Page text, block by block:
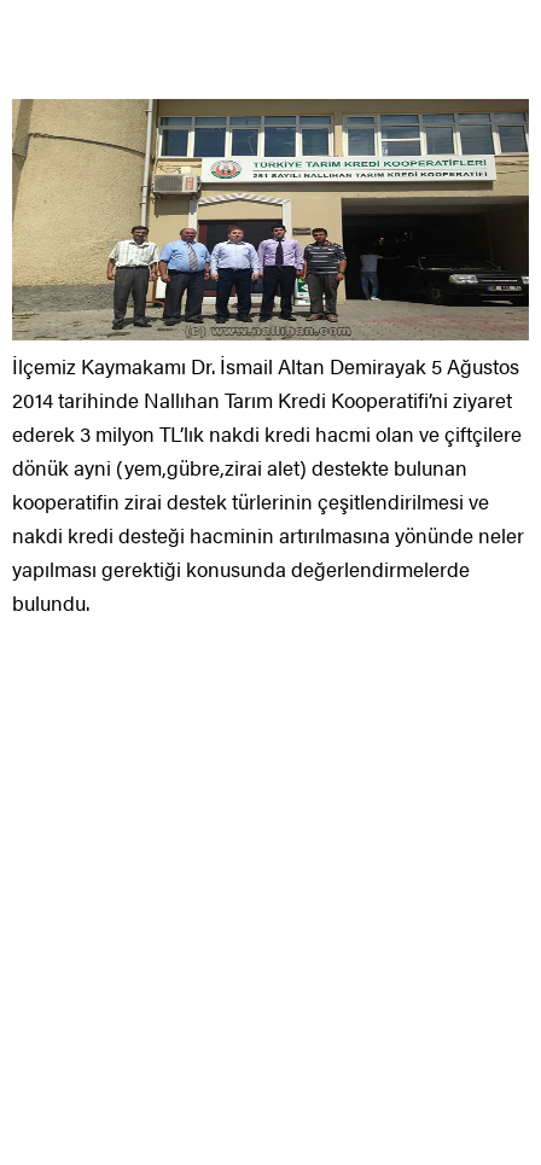
İlçemiz Kaymakamı Dr. İsmail Altan Demirayak 5 Ağustos
2014 tarihinde Nallıhan Tarım Kredi Kooperatifi’ni ziyaret
ederek 3 milyon TL’lık nakdi kredi hacmi olan ve çiftçilere
dönük ayni (yem,gübre,zirai alet) destekte bulunan
kooperatifin zirai destek türlerinin çeşitlendirilmesi ve
nakdi kredi desteği hacminin artırılmasına yönünde neler
yapılması gerektiği konusunda değerlendirmelerde
bulundu.